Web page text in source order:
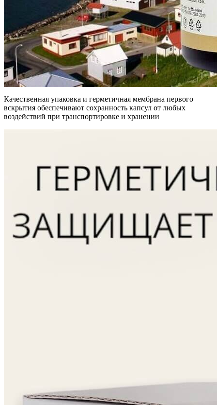
Качественная упаковка и герметичная мембрана первого
вскрытия обеспечивают сохранность капсул от любых
воздействий при транспортировке и хранении